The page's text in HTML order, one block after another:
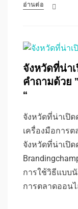
อ่านต่อ
จังหวัดที่น่า
คำถามด้วย
“
จังหวัดที่น่าเปิ
เครื่องมือการ
จังหวัดที่น่าเปิ
การใช้วิธีแบบ
การตลาดออนไ